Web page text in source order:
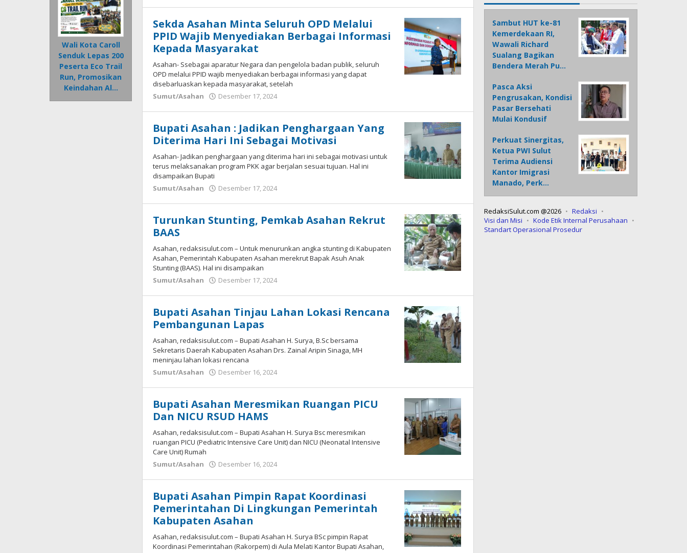
Wali Kota Caroll
Senduk Lepas 200
Peserta Eco Trail
Run, Promosikan
Keindahan Al…
Sekda Asahan Minta Seluruh OPD Melalui
PPID Wajib Menyediakan Berbagai Informasi
Kepada Masyarakat
Asahan- Ssebagai aparatur Negara dan pengelola badan publik, seluruh
OPD melalui PPID wajib menyediakan berbagai informasi yang dapat
disebarluaskan kepada masyarakat, setelah
Sumut/Asahan
Desember 17, 2024
Bupati Asahan : Jadikan Penghargaan Yang
Diterima Hari Ini Sebagai Motivasi
Asahan- Jadikan penghargaan yang diterima hari ini sebagai motivasi untuk
terus melaksanakan program PKK agar berjalan sesuai tujuan. Hal ini
disampaikan Bupati
Sumut/Asahan
Desember 17, 2024
Turunkan Stunting, Pemkab Asahan Rekrut
BAAS
Asahan, redaksisulut.com – Untuk menurunkan angka stunting di Kabupaten
Asahan, Pemerintah Kabupaten Asahan merekrut Bapak Asuh Anak
Stunting (BAAS). Hal ini disampaikan
Sumut/Asahan
Desember 17, 2024
Bupati Asahan Tinjau Lahan Lokasi Rencana
Pembangunan Lapas
Asahan, redaksisulut.com – Bupati Asahan H. Surya, B.Sc bersama
Sekretaris Daerah Kabupaten Asahan Drs. Zainal Aripin Sinaga, MH
meninjau lahan lokasi rencana
Sumut/Asahan
Desember 16, 2024
Bupati Asahan Meresmikan Ruangan PICU
Dan NICU RSUD HAMS
Asahan, redaksisulut.com – Bupati Asahan H. Surya Bsc meresmikan
ruangan PICU (Pediatric Intensive Care Unit) dan NICU (Neonatal Intensive
Care Unit) Rumah
Sumut/Asahan
Desember 16, 2024
Bupati Asahan Pimpin Rapat Koordinasi
Pemerintahan Di Lingkungan Pemerintah
Kabupaten Asahan
Asahan, redaksisulut.com – Bupati Asahan H. Surya BSc pimpin Rapat
Koordinasi Pemerintahan (Rakorpem) di Aula Melati Kantor Bupati Asahan,
Sambut HUT ke-81
Kemerdekaan RI,
Wawali Richard
Sualang Bagikan
Bendera Merah Pu…
Pasca Aksi
Pengrusakan, Kondisi
Pasar Bersehati
Mulai Kondusif
Perkuat Sinergitas,
Ketua PWI Sulut
Terima Audiensi
Kantor Imigrasi
Manado, Perk…
RedaksiSulut.com @2026
Redaksi
Visi dan Misi
Kode Etik Internal Perusahaan
Standart Operasional Prosedur